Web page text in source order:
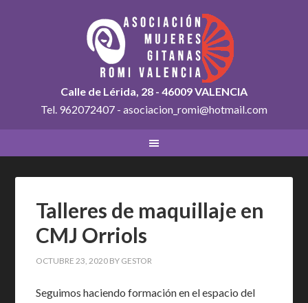
Calle de Lérida, 28 - 46009 VALENCIA
Tel. 962072407 - asociacion_romi@hotmail.com
Talleres de maquillaje en
CMJ Orriols
OCTUBRE 23, 2020 BY GESTOR
Seguimos haciendo formación en el espacio del